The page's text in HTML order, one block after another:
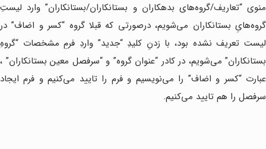
منوی “تعاریف/گروه‌های بدهکاران و بستانکاران/بستانکاران” وارد لیستِ
گروه‌هایِ بستانکاران می‌شویم، درصورتی که قبلا گروه “کسر و اضاف” در
لیست تعریف نشده بود، با زدنِ کلیدِ “جدید” واردِ فرمِ مشخصات “گروهِ
بستانکاران” می‌شویم، در کادر “عنوان گروه” و “سرفصل معین بستانکاران” ،
عبارت “کسر و اضاف” را می‌نویسیم و فرم را تایید می‌کنیم و فرم ایجاد
سرفصل را هم تایید می‌کنیم.